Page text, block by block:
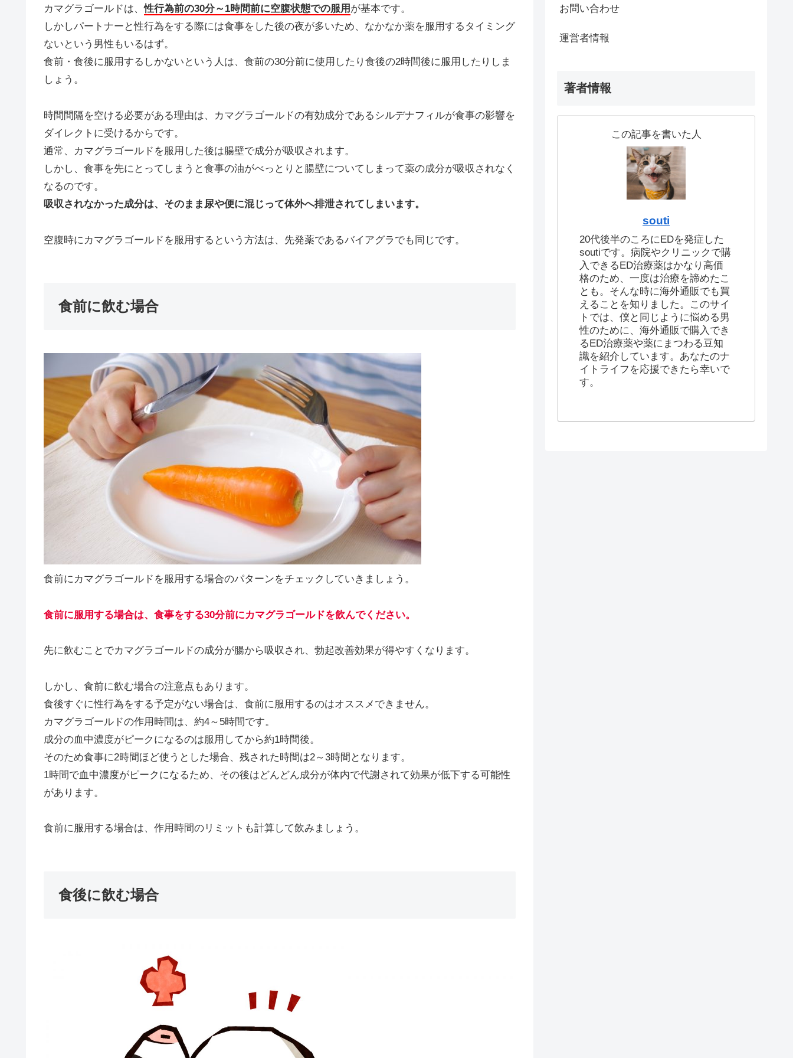
カマグラゴールドは、性行為前の30分～1時間前に空腹状態での服用 が基本です。
しかしパートナーと性行為をする際には食事をした後の夜が多いため、なかなか薬を服用するタイミング
ないという男性もいるはず。
食前・食後に服用するしかないという人は、食前の30分前に使用したり食後の2時間後に服用したりしま
しょう。
時間間隔を空ける必要がある理由は、カマグラゴールドの有効成分であるシルデナフィルが食事の影響を
ダイレクトに受けるからです。
通常、カマグラゴールドを服用した後は腸壁で成分が吸収されます。
しかし、食事を先にとってしまうと食事の油がべっとりと腸壁についてしまって薬の成分が吸収されなく
なるのです。
吸収されなかった成分は、そのまま尿や便に混じって体外へ排泄されてしまいます。
空腹時にカマグラゴールドを服用するという方法は、先発薬であるバイアグラでも同じです。
食前に飲む場合
食前にカマグラゴールドを服用する場合のパターンをチェックしていきましょう。
食前に服用する場合は、食事をする30分前にカマグラゴールドを飲んでください。
先に飲むことでカマグラゴールドの成分が腸から吸収され、勃起改善効果が得やすくなります。
しかし、食前に飲む場合の注意点もあります。
食後すぐに性行為をする予定がない場合は、食前に服用するのはオススメできません。
カマグラゴールドの作用時間は、約4～5時間です。
成分の血中濃度がピークになるのは服用してから約1時間後。
そのため食事に2時間ほど使うとした場合、残された時間は2～3時間となります。
1時間で血中濃度がピークになるため、その後はどんどん成分が体内で代謝されて効果が低下する可能性
があります。
食前に服用する場合は、作用時間のリミットも計算して飲みましょう。
食後に飲む場合
お問い合わせ
運営者情報
著者情報
この記事を書いた人
souti
20代後半のころにEDを発症した
soutiです。病院やクリニックで購
入できるED治療薬はかなり高価
格のため、一度は治療を諦めたこ
とも。そんな時に海外通販でも買
えることを知りました。このサイ
トでは、僕と同じように悩める男
性のために、海外通販で購入でき
るED治療薬や薬にまつわる豆知
識を紹介しています。あなたのナ
イトライフを応援できたら幸いで
す。